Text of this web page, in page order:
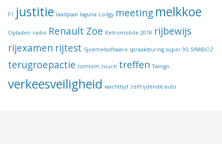
F1 justitie laadpaal laguna Lodgy meeting melkkoe
Opladen radio Renault Zoe Retromobile 2018 rijbewijs
rijexamen rijtest Sjoemelsoftware spraaksturing super 95 SYMBIOZ
terugroepactie tomtom touch treffen Twingo
verkeesveiligheid wachttijd zelfrijdende auto